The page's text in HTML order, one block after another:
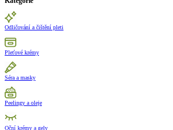
Odličování a čištění pleti
Pleťové krémy
Séra a masky
Peelingy a oleje
Oční krémy a gely